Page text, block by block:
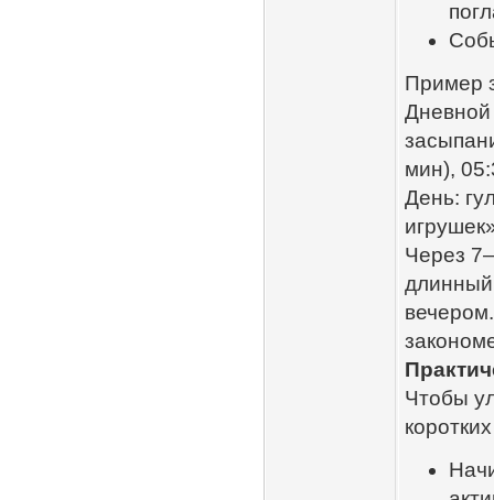
Пример
мин),
День:
Через
длинный
Чтобы